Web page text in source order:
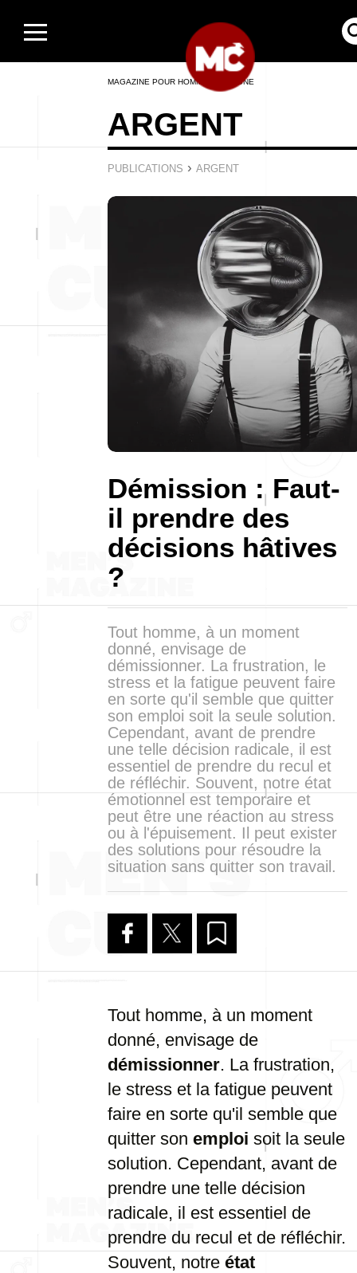
MAGAZINE POUR HOMMES EN LIGNE
ARGENT
PUBLICATIONS › ARGENT
Démission : Faut-
il prendre des
décisions hâtives
?
Tout homme, à un moment
donné, envisage de
démissionner. La frustration, le
stress et la fatigue peuvent faire
en sorte qu'il semble que quitter
son emploi soit la seule solution.
Cependant, avant de prendre
une telle décision radicale, il est
essentiel de prendre du recul et
de réfléchir. Souvent, notre état
émotionnel est temporaire et
peut être une réaction au stress
ou à l'épuisement. Il peut exister
des solutions pour résoudre la
situation sans quitter son travail.
Tout homme, à un moment
donné, envisage de
démissionner. La frustration,
le stress et la fatigue peuvent
faire en sorte qu'il semble que
quitter son emploi soit la seule
solution. Cependant, avant de
prendre une telle décision
radicale, il est essentiel de
prendre du recul et de réfléchir.
Souvent, notre état